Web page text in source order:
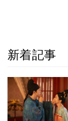
新着記事